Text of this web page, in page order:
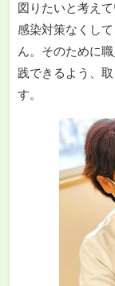
図りたいと考えて
感染対策なくし
ん。そのために
践できるよう、
す。